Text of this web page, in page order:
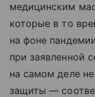
медицинским
которые в то
на фоне
при заявленной
на самом деле
защиты —